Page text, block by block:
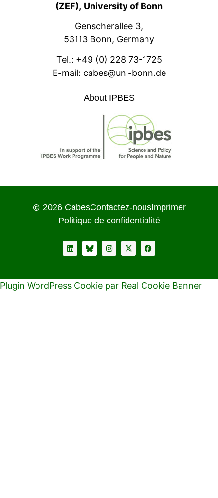
(ZEF), University of Bonn
Genscherallee 3,
53113 Bonn, Germany
Tel.: +49 (0) 228 73-1725
E-mail: cabes@uni-bonn.de
About IPBES
2026 CabesContactez-nousImprimer
Politique de confidentialité
Plugin WordPress Cookie par Real Cookie Banner